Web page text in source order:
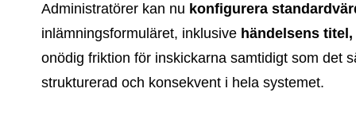
Administratörer kan nu konfigurera
inlämningsformuläret, inklusive händelsens
onödig friktion för inskickarna samtidigt som det
strukturerad och konsekvent i hela systemet.